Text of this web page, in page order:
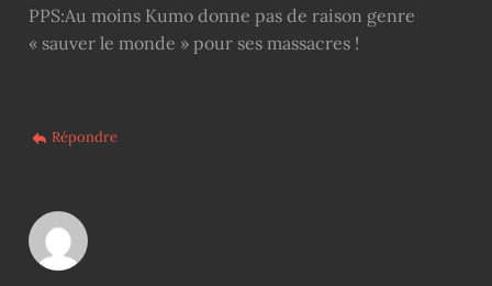
PPS:Au moins Kumo donne pas de raison genre
« sauver le monde » pour ses massacres !
Répondre